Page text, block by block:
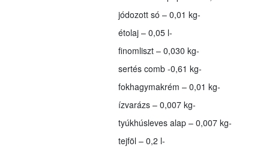
jódozott só – 0,01 kg-
étolaj – 0,05 l-
finomliszt – 0,030 kg-
sertés comb -0,61 kg-
fokhagymakrém – 0,01 kg-
ízvarázs – 0,007 kg-
tyúkhúsleves alap – 0,007 kg-
tejföl – 0,2 l-